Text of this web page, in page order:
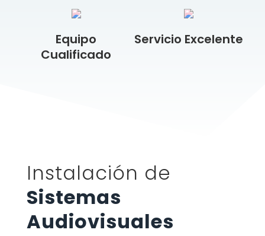
Equipo
Cualificado
Servicio Excelente
Instalación de
Sistemas
Audiovisuales